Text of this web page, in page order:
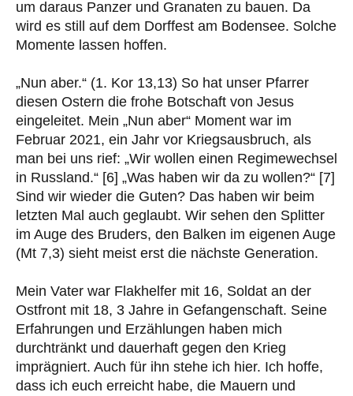
um daraus Panzer und Granaten zu bauen. Da
wird es still auf dem Dorffest am Bodensee. Solche
Momente lassen hoffen.
„Nun aber.“ (1. Kor 13,13) So hat unser Pfarrer
diesen Ostern die frohe Botschaft von Jesus
eingeleitet. Mein „Nun aber“ Moment war im
Februar 2021, ein Jahr vor Kriegsausbruch, als
man bei uns rief: „Wir wollen einen Regimewechsel
in Russland.“ [6] „Was haben wir da zu wollen?“ [7]
Sind wir wieder die Guten? Das haben wir beim
letzten Mal auch geglaubt. Wir sehen den Splitter
im Auge des Bruders, den Balken im eigenen Auge
(Mt 7,3) sieht meist erst die nächste Generation.
Mein Vater war Flakhelfer mit 16, Soldat an der
Ostfront mit 18, 3 Jahre in Gefangenschaft. Seine
Erfahrungen und Erzählungen haben mich
durchtränkt und dauerhaft gegen den Krieg
imprägniert. Auch für ihn stehe ich hier. Ich hoffe,
dass ich euch erreicht habe, die Mauern und